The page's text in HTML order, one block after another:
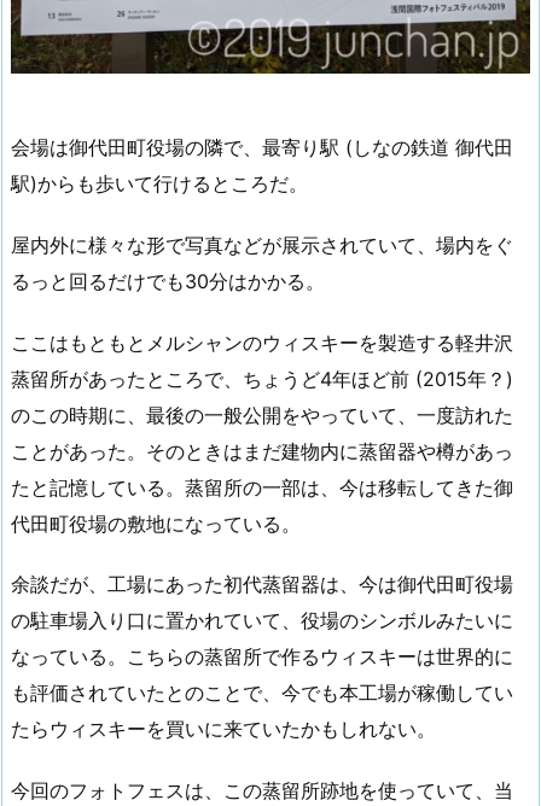
会場は御代田町役場の隣で、最寄り駅 (しなの鉄道 御代田
駅)からも歩いて行けるところだ。
屋内外に様々な形で写真などが展示されていて、場内をぐ
るっと回るだけでも30分はかかる。
ここはもともとメルシャンのウィスキーを製造する軽井沢
蒸留所があったところで、ちょうど4年ほど前 (2015年？)
のこの時期に、最後の一般公開をやっていて、一度訪れた
ことがあった。そのときはまだ建物内に蒸留器や樽があっ
たと記憶している。蒸留所の一部は、今は移転してきた御
代田町役場の敷地になっている。
余談だが、工場にあった初代蒸留器は、今は御代田町役場
の駐車場入り口に置かれていて、役場のシンボルみたいに
なっている。こちらの蒸留所で作るウィスキーは世界的に
も評価されていたとのことで、今でも本工場が稼働してい
たらウィスキーを買いに来ていたかもしれない。
今回のフォトフェスは、この蒸留所跡地を使っていて、当